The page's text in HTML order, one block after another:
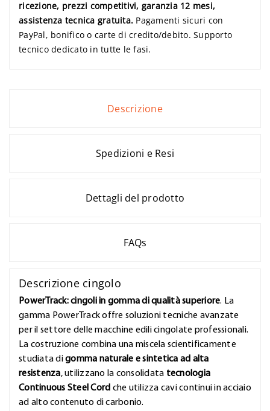
ricezione, prezzi competitivi, garanzia 12 mesi,
assistenza tecnica gratuita. Pagamenti sicuri con
PayPal, bonifico o carte di credito/debito. Supporto
tecnico dedicato in tutte le fasi.
Descrizione
Spedizioni e Resi
Dettagli del prodotto
FAQs
Descrizione cingolo
PowerTrack: cingoli in gomma di qualità superiore. La
gamma PowerTrack offre soluzioni tecniche avanzate
per il settore delle macchine edili cingolate professionali.
La costruzione combina una miscela scientificamente
studiata digomma naturale e sintetica ad alta
resistenza, utilizzano la consolidata tecnologia
Continuous Steel Cord che utilizza cavi continui in acciaio
ad alto contenuto di carbonio.